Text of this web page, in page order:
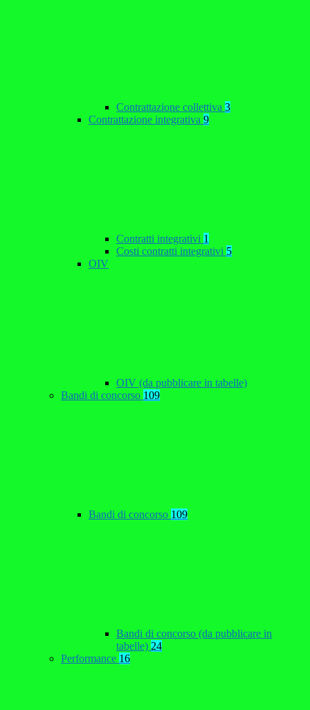
Contrattazione collettiva 3
Contrattazione integrativa 9
Contratti integrativi 1
Costi contratti integrativi 5
OIV
OIV (da pubblicare in tabelle)
Bandi di concorso 109
Bandi di concorso 109
Bandi di concorso (da pubblicare in
tabelle) 24
Performance 16